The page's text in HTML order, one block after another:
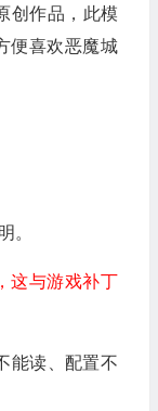
创作品，此模
便喜欢恶魔城
。
这与游戏补丁
能读、配置不